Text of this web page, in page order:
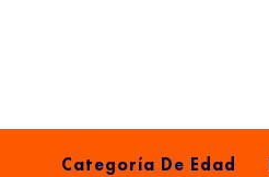
Categoría De Edad